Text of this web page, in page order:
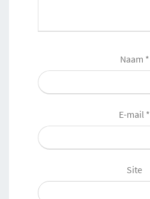
Naam *
E-mail *
Site